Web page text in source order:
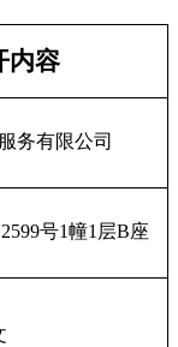
内容
务有限公司
2599号1幢1 层B座